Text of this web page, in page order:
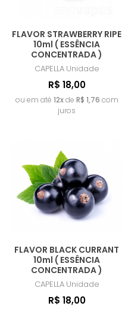
FLAVOR STRAWBERRY RIPE
10ml ( ESSÊNCIA
CONCENTRADA )
CAPELLA Unidade
R$ 18,00
ou em até 12xde R$ 1,76 com
juros
FLAVOR BLACK CURRANT
10ml ( ESSÊNCIA
CONCENTRADA )
CAPELLA Unidade
R$ 18,00